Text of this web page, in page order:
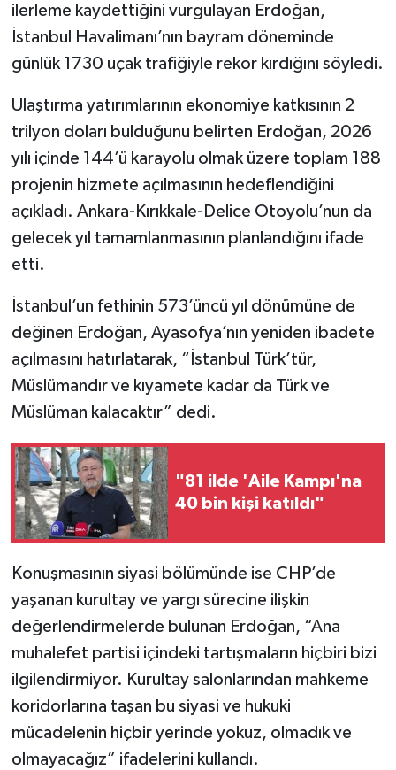
ilerleme kaydettiğini vurgulayan Erdoğan,
İstanbul Havalimanı’nın bayram döneminde
günlük 1730 uçak trafiğiyle rekor kırdığını söyledi.
Ulaştırma yatırımlarının ekonomiye katkısının 2
trilyon doları bulduğunu belirten Erdoğan, 2026
yılı içinde 144’ü karayolu olmak üzere toplam 188
projenin hizmete açılmasının hedeflendiğini
açıkladı. Ankara-Kırıkkale-Delice Otoyolu’nun da
gelecek yıl tamamlanmasının planlandığını ifade
etti.
İstanbul’un fethinin 573’üncü yıl dönümüne de
değinen Erdoğan, Ayasofya’nın yeniden ibadete
açılmasını hatırlatarak, “İstanbul Türk’tür,
Müslümandır ve kıyamete kadar da Türk ve
Müslüman kalacaktır” dedi.
"81 ilde 'Aile Kampı'na
40 bin kişi katıldı"
Konuşmasının siyasi bölümünde ise CHP’de
yaşanan kurultay ve yargı sürecine ilişkin
değerlendirmelerde bulunan Erdoğan, “Ana
muhalefet partisi içindeki tartışmaların hiçbiri bizi
ilgilendirmiyor. Kurultay salonlarından mahkeme
koridorlarına taşan bu siyasi ve hukuki
mücadelenin hiçbir yerinde yokuz, olmadık ve
olmayacağız” ifadelerini kullandı.